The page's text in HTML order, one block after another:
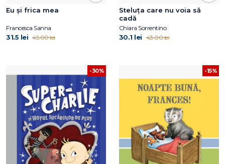
Eu și frica mea
Francesca Sanna
31.5 lei 45.00 lei
Steluța care nu voia să
cadă
Chiara Sorrentino
30.1 lei 43.00 lei
-30% -15%